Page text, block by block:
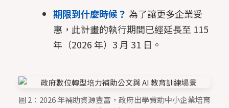
期限到什麼時候？ 為了讓更多企業受
惠，此計畫的執行期間已經延長至 115
年（2026 年）3 月 31 日。
圖 2：2026 年補助資源豐富，政府出學費助中小企業培育